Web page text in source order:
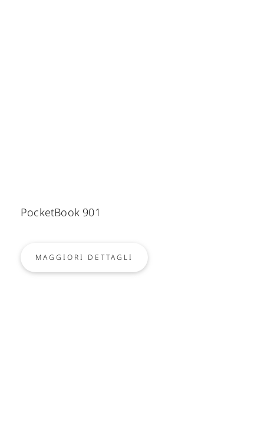
PocketBook 901
MAGGIORI DETTAGLI